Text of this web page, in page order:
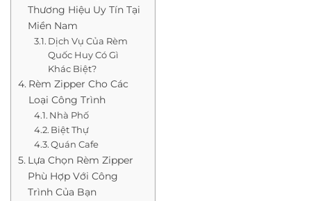
Thương Hiệu Uy Tín Tại
Miền Nam
Dịch Vụ Của Rèm
Quốc Huy Có Gì
Khác Biệt?
Rèm Zipper Cho Các
Loại Công Trình
Nhà Phố
Biệt Thự
Quán Cafe
Lựa Chọn Rèm Zipper
Phù Hợp Với Công
Trình Của Bạn